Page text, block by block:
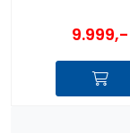
9.999,-